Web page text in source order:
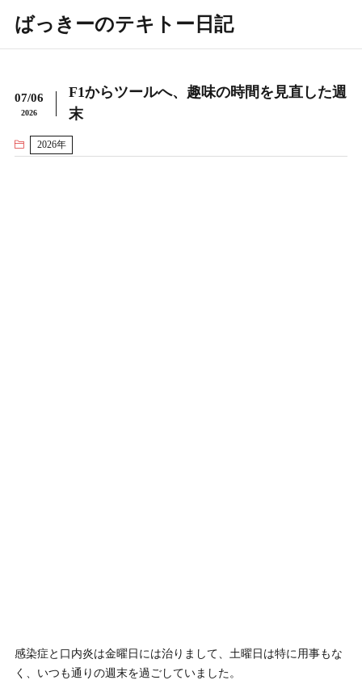
ばっきーのテキトー日記
07/06
2026
F1からツールへ、趣味の時間を見直した週
末
2026年
感染症と口内炎は金曜日には治りまして、土曜日は特に用事もな
く、いつも通りの週末を過ごしていました。